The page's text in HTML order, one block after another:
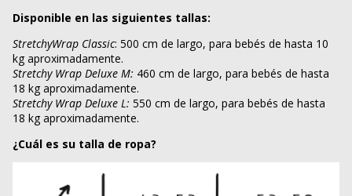
Disponible en las siguientes tallas:
StretchyWrap Classic: 500 cm de largo, para bebés de hasta 10
kg aproximadamente.
Stretchy Wrap Deluxe M: 460 cm de largo, para bebés de hasta
18 kg aproximadamente.
Stretchy Wrap Deluxe L: 550 cm de largo, para bebés de hasta
18 kg aproximadamente.
¿Cuál es su talla de ropa?